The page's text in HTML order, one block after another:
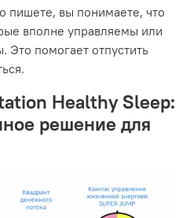
пишете, вы понимаете, что
вполне управляемы или
Это помогает отпустить
Healthy Sleep:
решение для